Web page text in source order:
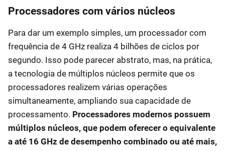
Processadores com vários núcleos
Para dar um exemplo simples, um processador com
frequência de 4 GHz realiza 4 bilhões de ciclos por
segundo. Isso pode parecer abstrato, mas, na prática,
a tecnologia de múltiplos núcleos permite que os
processadores realizem várias operações
simultaneamente, ampliando sua capacidade de
processamento. Processadores modernos possuem
múltiplos núcleos, que podem oferecer o equivalente
a até 16 GHz de desempenho combinado ou até mais,